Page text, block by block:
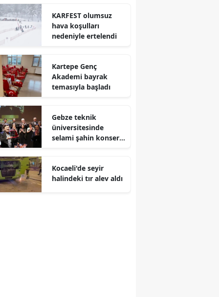
Kırşehir
Kocaeli
Kütahya
Malatya
Manisa
Kahramanmaraş
Muğla
KARFEST olumsuz
hava koşulları
nedeniyle ertelendi
Kartepe Genç
Akademi bayrak
temasıyla başladı
Gebze teknik
üniversitesinde
selami şahin konseri
Kocaeli'de seyir
halindeki tır alev aldı